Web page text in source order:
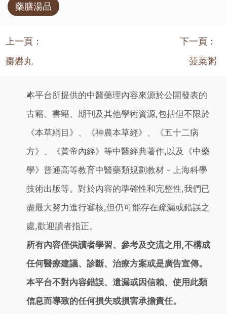
藥膳湯品
上一頁：
棗礬丸
下一頁：
菠菜粥
本平台所提供的中醫藥理內容來源於公開發表的
古籍、書籍、期刊及其他學術資源,包括但不限於
《本草綱目》、《神農本草經》、《五十二病
方》、《黃帝內經》等中醫經典著作,以及《中藥
學》普通高等教育中醫藥類規劃教材 - 上海科學
技術出版等。對於內容的準確性和完整性,我們已
盡最大努力進行審核,但仍可能存在疏漏或錯誤之
處,歡迎讀者指正。
所有內容僅供讀者學習、參考及交流之用,不構成
任何醫療建議、診斷、治療方案或是廣告宣傳。
本平台不對內容錯誤、遺漏或因信賴、使用此類
信息而導致的任何損失或損害承擔責任。